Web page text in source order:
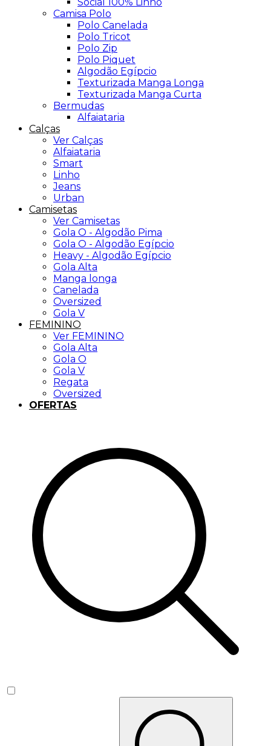
Camisa Polo
Polo Canelada
Polo Tricot
Polo Zip
Polo Piquet
Algodão Egípcio
Texturizada Manga Longa
Texturizada Manga Curta
Bermudas
Alfaiataria
Calças
Ver Calças
Alfaiataria
Smart
Linho
Jeans
Urban
Camisetas
Ver Camisetas
Gola O - Algodão Pima
Gola O - Algodão Egípcio
Heavy - Algodão Egípcio
Gola Alta
Manga longa
Canelada
Oversized
Gola V
FEMININO
Ver FEMININO
Gola Alta
Gola O
Gola V
Regata
Oversized
OFERTAS